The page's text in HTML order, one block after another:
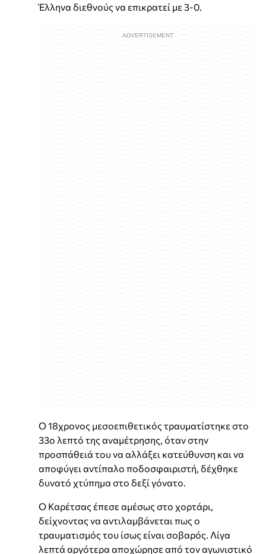
Έλληνα διεθνούς να επικρατεί με 3-0.
Ο 18χρονος μεσοεπιθετικός τραυματίστηκε στο
33ο λεπτό της αναμέτρησης, όταν στην
προσπάθειά του να αλλάξει κατεύθυνση και να
αποφύγει αντίπαλο ποδοσφαιριστή, δέχθηκε
δυνατό χτύπημα στο δεξί γόνατο.
Ο Καρέτσας έπεσε αμέσως στο χορτάρι,
δείχνοντας να αντιλαμβάνεται πως ο
τραυματισμός του ίσως είναι σοβαρός. Λίγα
λεπτά αργότερα αποχώρησε από τον αγωνιστικό